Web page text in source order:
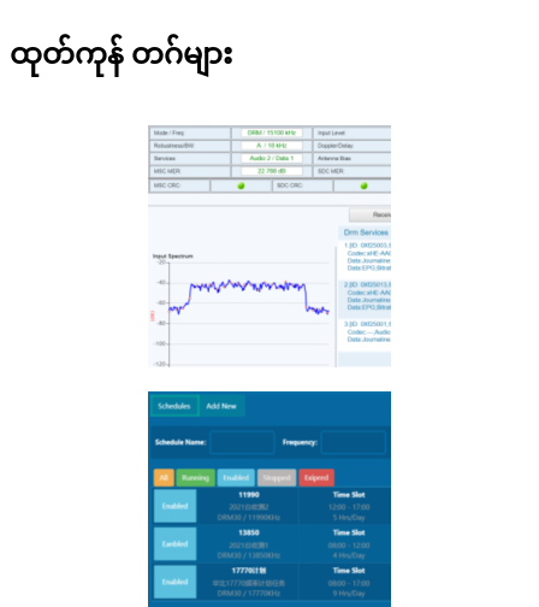
ထုတ်ကုန် တဂ်များ